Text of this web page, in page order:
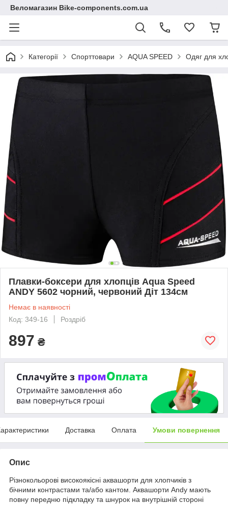
Веломагазин Bike-components.com.ua
Категорії Спорттовари AQUA SPEED Одяг для
Плавки-боксери для хлопців Aqua Speed ​​
ANDY 5602 чорний, червоний Діт 134см
Немає в наявності
Код: 349-16
Роздріб
897 ₴
Доставка Оплата Умови повернення
Опис
Різнокольорові високоякісні аквашорти для хлопчиків з
бічними контрастами та/або кантом. Аквашорти Andy мають
повну передню підкладку та шнурок на внутрішній стороні